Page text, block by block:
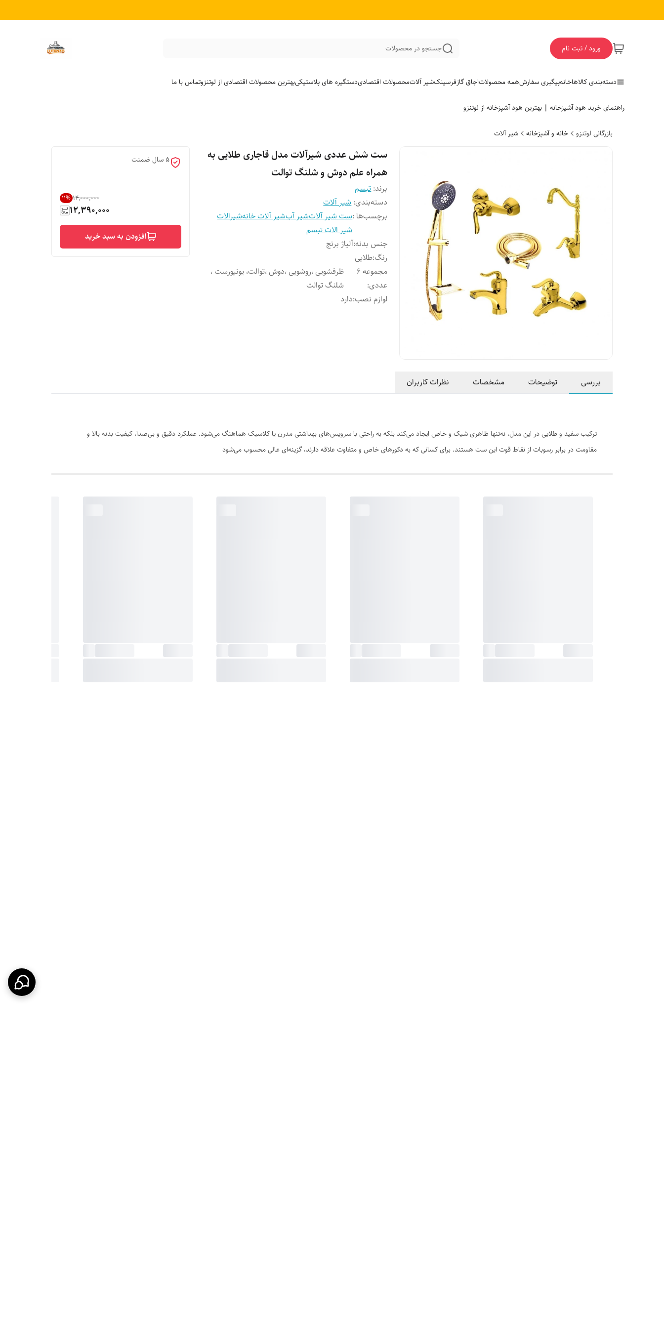
ورود / ثبت نام جستجو در محصولات
دسته‌بندی کالاهاخانهپیگیری سفارشهمه محصولاتاجاق گازفرسینکشیر آلاتمحصولات اقتصادیدستگیره های پلاستیکیبهترین محصولات اقتصادی از لوتنزوتماس با ما
راهنمای خرید هود آشپزخانه | بهترین هود آشپزخانه از لوتنزو
بازرگانی لوتنزو خانه و آشپزخانه شیر آلات
ست شش عددی شیرآلات مدل قاجاری طلایی به
همراه علم دوش و شلنگ توالت
برند:تبسم
دسته‌بندی:شیر آلات
برچسب‌ها :ست شیر آلاتشیر آبشیر آلات خانهشیرالات
شیر الات تبسم
جنس بدنه:آلیاژ برنج
رنگ:طلایی
مجموعه 6
عددی:
ظرفشویی ،روشویی ،دوش ،توالت، یونیورست ،
شلنگ توالت
لوازم نصب:دارد
5 سال ضمنت
۱۴٬۰۰۰٬۰۰۰ 11%
12,390,000
افزودن به سبد خرید
بررسی توضیحات مشخصات نظرات کاربران
ترکیب سفید و طلایی در این مدل، نه‌تنها ظاهری شیک و خاص ایجاد می‌کند بلکه به راحتی با سرویس‌های بهداشتی مدرن یا کلاسیک هماهنگ می‌شود. عملکرد دقیق و بی‌صدا، کیفیت بدنه بالا و
مقاومت در برابر رسوبات از نقاط قوت این ست هستند. برای کسانی که به دکورهای خاص و متفاوت علاقه دارند، گزینه‌ای عالی محسوب می‌شود